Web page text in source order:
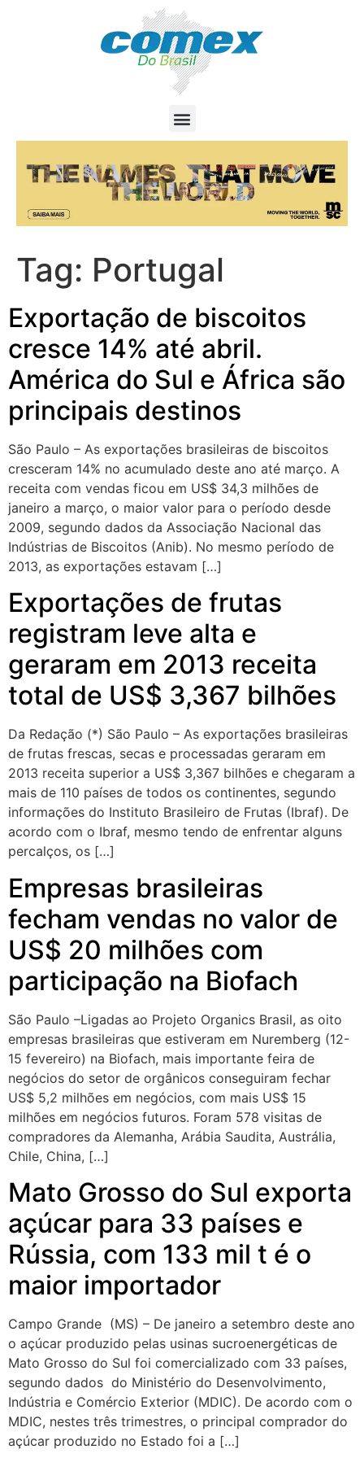
Tag: Portugal
Exportação de biscoitos
cresce 14% até abril.
América do Sul e África são
principais destinos
São Paulo – As exportações brasileiras de biscoitos
cresceram 14% no acumulado deste ano até março. A
receita com vendas ficou em US$ 34,3 milhões de
janeiro a março, o maior valor para o período desde
2009, segundo dados da Associação Nacional das
Indústrias de Biscoitos (Anib). No mesmo período de
2013, as exportações estavam […]
Exportações de frutas
registram leve alta e
geraram em 2013 receita
total de US$ 3,367 bilhões
Da Redação (*) São Paulo – As exportações brasileiras
de frutas frescas, secas e processadas geraram em
2013 receita superior a US$ 3,367 bilhões e chegaram a
mais de 110 países de todos os continentes, segundo
informações do Instituto Brasileiro de Frutas (Ibraf). De
acordo com o Ibraf, mesmo tendo de enfrentar alguns
percalços, os […]
Empresas brasileiras
fecham vendas no valor de
US$ 20 milhões com
participação na Biofach
São Paulo –Ligadas ao Projeto Organics Brasil, as oito
empresas brasileiras que estiveram em Nuremberg (12-
15 fevereiro) na Biofach, mais importante feira de
negócios do setor de orgânicos conseguiram fechar
US$ 5,2 milhões em negócios, com mais US$ 15
milhões em negócios futuros. Foram 578 visitas de
compradores da Alemanha, Arábia Saudita, Austrália,
Chile, China, […]
Mato Grosso do Sul exporta
açúcar para 33 países e
Rússia, com 133 mil t é o
maior importador
Campo Grande (MS) – De janeiro a setembro deste ano
o açúcar produzido pelas usinas sucroenergéticas de
Mato Grosso do Sul foi comercializado com 33 países,
segundo dados do Ministério do Desenvolvimento,
Indústria e Comércio Exterior (MDIC). De acordo com o
MDIC, nestes três trimestres, o principal comprador do
açúcar produzido no Estado foi a […]